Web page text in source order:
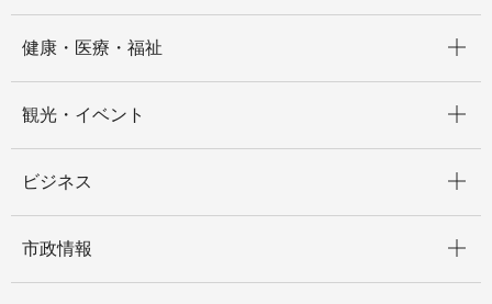
健康・医療・福祉
観光・イベント
ビジネス
市政情報